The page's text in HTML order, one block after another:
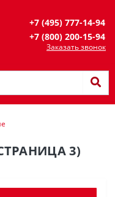
+7 (495) 777-14-94
+7 (800) 200-15-94
Заказать звонок
3)